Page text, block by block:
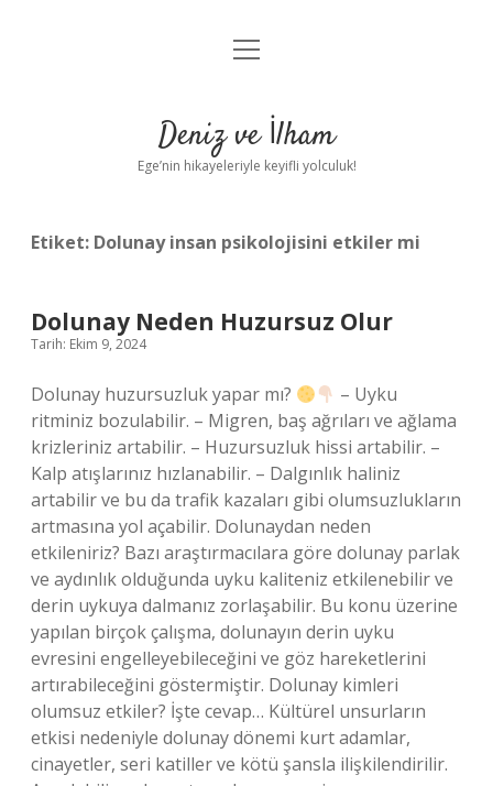
Anasayfa
Yasal Uyarı
menüyü
Deniz ve İlham
Ege’nin hikayeleriyle keyifli yolculuk!
Etiket: Dolunay insan psikolojisini etkiler mi
Dolunay Neden Huzursuz Olur
Tarih: Ekim 9, 2024
Dolunay huzursuzluk yapar mı?
– Uyku
ritminiz bozulabilir. – Migren, baş ağrıları ve ağlama
krizleriniz artabilir. – Huzursuzluk hissi artabilir. –
Kalp atışlarınız hızlanabilir. – Dalgınlık haliniz
artabilir ve bu da trafik kazaları gibi olumsuzlukların
artmasına yol açabilir. Dolunaydan neden
etkileniriz? Bazı araştırmacılara göre dolunay parlak
ve aydınlık olduğunda uyku kaliteniz etkilenebilir ve
derin uykuya dalmanız zorlaşabilir. Bu konu üzerine
yapılan birçok çalışma, dolunayın derin uyku
evresini engelleyebileceğini ve göz hareketlerini
artırabileceğini göstermiştir. Dolunay kimleri
olumsuz etkiler? İşte cevap… Kültürel unsurların
etkisi nedeniyle dolunay dönemi kurt adamlar,
cinayetler, seri katiller ve kötü şansla ilişkilendirilir.